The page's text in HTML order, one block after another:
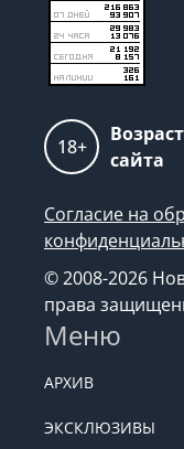
18+
сайта
Согласие на
© 2008-2026
права
Меню
АРХИВ
ЭКСКЛЮЗИВЫ